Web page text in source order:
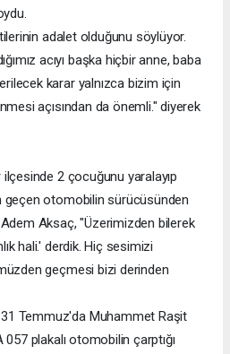
adalet olduğunu söylüyor.
acıyı başka hiçbir anne, baba
karar yalnızca bizim için
açısından da önemli." diyerek
2 çocuğunu yaralayıp
geçen otomobilin sürücüsünden
Aksaç, "Üzerimizden bilerek
hali.' derdik. Hiç sesimizi
geçmesi bizi derinden
Temmuz'da Muhammet Raşit
057 plakalı otomobilin çarptığı